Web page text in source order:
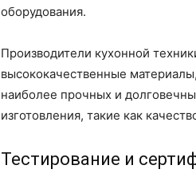
оборудования.
Производители кухонной
высококачественные
наиболее прочных и
изготовления, такие как
Тестирование и